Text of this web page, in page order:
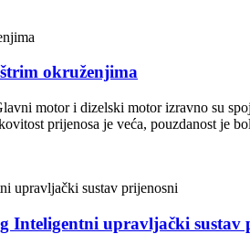
okruženjima
motor i dizelski motor izravno su
prijenosa je veća, pouzdanost je
Inteligentni upravljački sustav